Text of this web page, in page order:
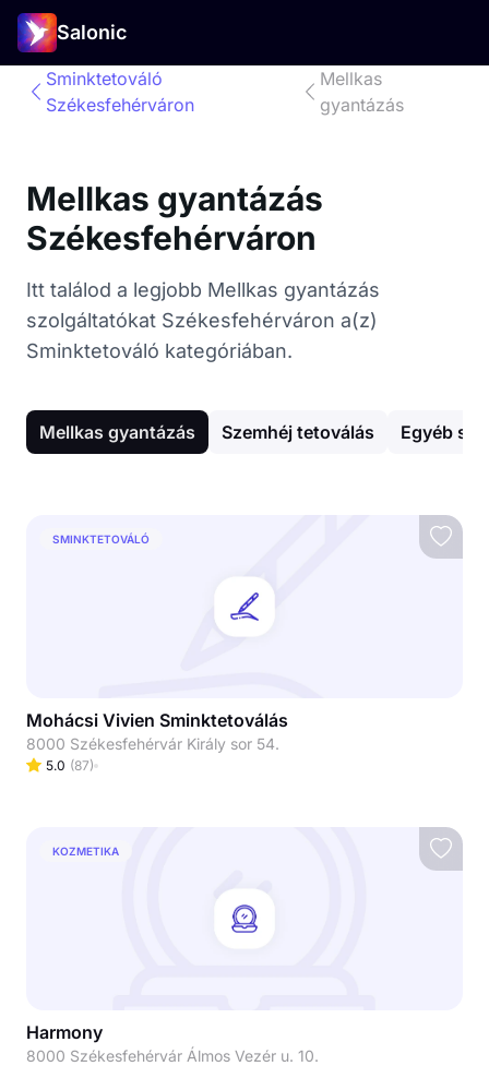
Salonic
Sminktetováló
Székesfehérváron
Mellkas
gyantázás
Mellkas gyantázás
Székesfehérváron
Itt találod a legjobb Mellkas gyantázás
szolgáltatókat Székesfehérváron a(z)
Sminktetováló kategóriában.
Mellkas gyantázás Szemhéj tetoválás Egyéb
SMINKTETOVÁLÓ
Mohácsi Vivien Sminktetoválás
8000 Székesfehérvár Király sor 54.
5.0 (87)
KOZMETIKA
Harmony
8000 Székesfehérvár Álmos Vezér u. 10.